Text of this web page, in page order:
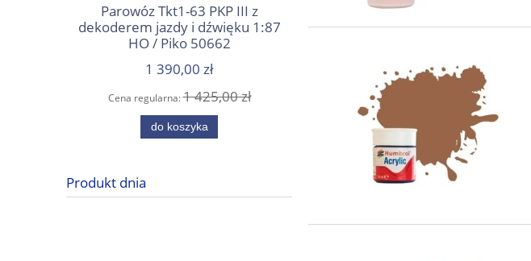
Parowóz Tkt1-63 PKP III z
dekoderem jazdy i dźwięku 1:87
HO / Piko 50662
1 390,00 zł
Cena regularna:1 425,00 zł
do koszyka
Wilesco D100E - zestaw
eksperymentalny
675,00 zł
Cena regularna:
do koszyka
Produkt dnia